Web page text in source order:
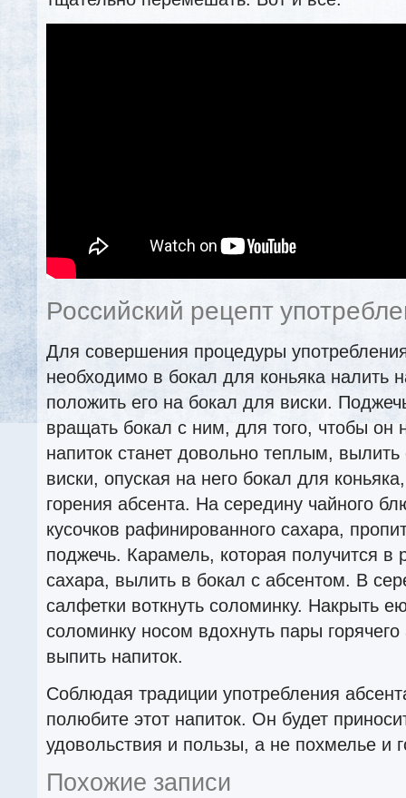
Российский рецепт
Для совершения процедуры
необходимо в бокал для коньяка налить
положить его на бокал для виски.
вращать бокал с ним, для того, чтобы он
напиток станет довольно теплым, вылить
виски, опуская на него бокал для
горения абсента. На середину чайного
кусочков рафинированного сахара,
поджечь. Карамель, которая получится в
сахара, вылить в бокал с абсентом. В
салфетки воткнуть соломинку. Накрыть
соломинку носом вдохнуть пары
выпить напиток.
Соблюдая традиции употребления
полюбите этот напиток. Он будет
удовольствия и пользы, а не похмелье и
Похожие записи